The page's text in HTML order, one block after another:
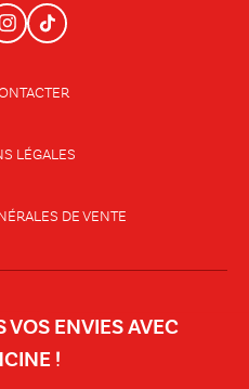
LÉGALES
DE VENTE
VOS ENVIES AVEC
!